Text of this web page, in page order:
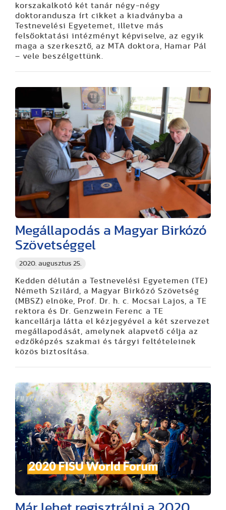
korszakalkotó két tanár négy-négy
doktorandusza írt cikket a kiadványba a
Testnevelési Egyetemet, illetve más
felsőoktatási intézményt képviselve, az egyik
maga a szerkesztő, az MTA doktora, Hamar Pál
– vele beszélgettünk.
2020. augusztus 25.
Megállapodás a Magyar Birkózó
Szövetséggel
Kedden délután a Testnevelési Egyetemen (TE)
Németh Szilárd, a Magyar Birkózó Szövetség
(MBSZ) elnöke, Prof. Dr. h. c. Mocsai Lajos, a TE
rektora és Dr. Genzwein Ferenc a TE
kancellárja látta el kézjegyével a két szervezet
megállapodását, amelynek alapvető célja az
edzőképzés szakmai és tárgyi feltételeinek
közös biztosítása.